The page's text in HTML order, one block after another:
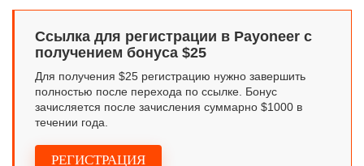
РЕГИСТРАЦИЯ
Ссылка для регистрации в Payoneer с
получением бонуса $25
Для получения $25 регистрацию нужно завершить
полностью после перехода по ссылке. Бонус
зачисляется после зачисления суммарно $1000 в
течении года.